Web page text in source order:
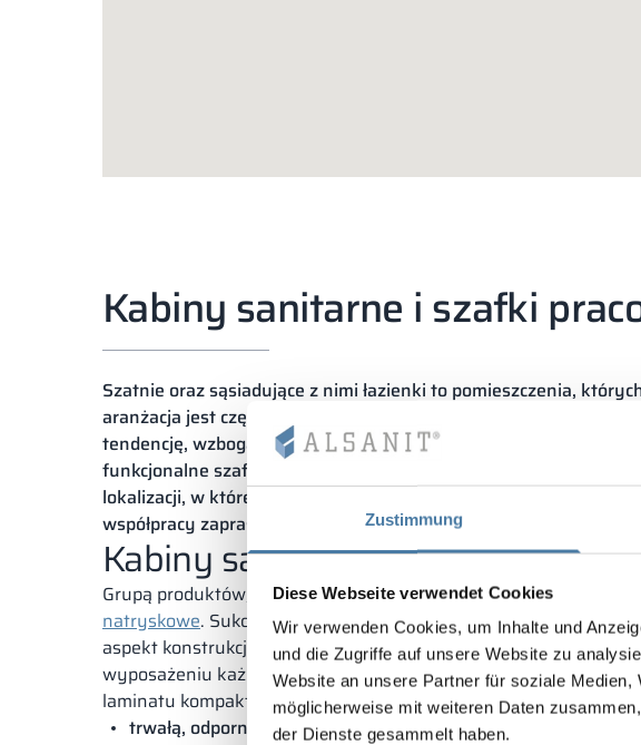
Zustimmung
Diese Webseite verwendet Cookies
Wir verwenden Cookies, um Inhalte und
und die Zugriffe auf unsere Website zu
Website an unsere Partner für soziale
möglicherweise mit weiteren Daten
der Dienste gesammelt haben.
Kabiny sanitarne i szafki
Szatnie oraz sąsiadujące z nimi łazienki to pomieszczenia,
aranżacja jest często zsuwana na dalszy plan. Chcąc odwrócić tę
tendencję, wzbogacamy różne typy obiektów o nowoczesne,
funkcjonalne szafki ubraniowe oraz kabiny sanitarne. Gliwice to
lokalizacji, w której mogliśmy zrealizować już niejeden projekt,
współpracy zapraszamy cały region Górnego Śląska.
Kabiny sanitarne – Gliwice
Grupą produktów, które cieszą się dużym uznaniem, są nasze
natryskowe. Sukces ten mogliśmy osiągnąć, dbając nie tylko o
aspekt konstrukcji, ale także walory estetyczne, które grają
wyposażeniu każdego rodzaju pomieszczenia. Kabiny sanitarne z
laminatu kompaktowego HPL od ALSANIT wyróżniają się m.in.:
trwałą, odporną na wszelkie uszkodzenia mechaniczne budową